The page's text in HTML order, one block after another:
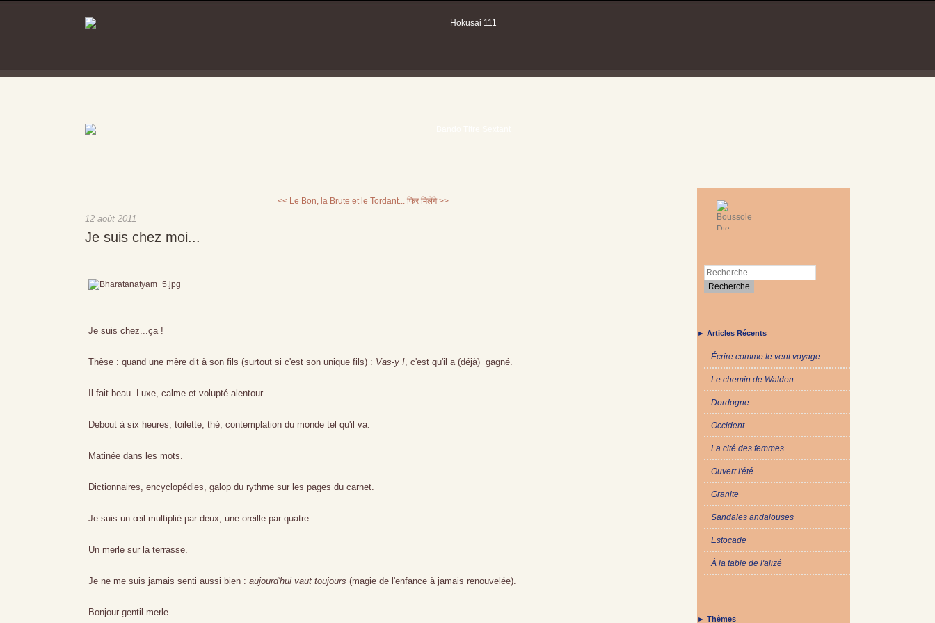
<< Le Bon, la Brute et le Tordant... फिर मिलेंगे >>
12 août 2011
Je suis chez moi...
Je suis chez...ça !
Thèse : quand une mère dit à son fils (surtout si c'est son unique fils) : Vas-y !, c'est qu'il a (déjà) gagné.
Il fait beau. Luxe, calme et volupté alentour.
Debout à six heures, toilette, thé, contemplation du monde tel qu'il va.
Matinée dans les mots.
Dictionnaires, encyclopédies, galop du rythme sur les pages du carnet.
Je suis un œil multiplié par deux, une oreille par quatre.
Un merle sur la terrasse.
Je ne me suis jamais senti aussi bien : aujourd'hui vaut toujours (magie de l'enfance à jamais renouvelée).
Bonjour gentil merle.
► Articles Récents
Écrire comme le vent voyage
Le chemin de Walden
Dordogne
Occident
La cité des femmes
Ouvert l'été
Granite
Sandales andalouses
Estocade
À la table de l'alizé
► Thèmes